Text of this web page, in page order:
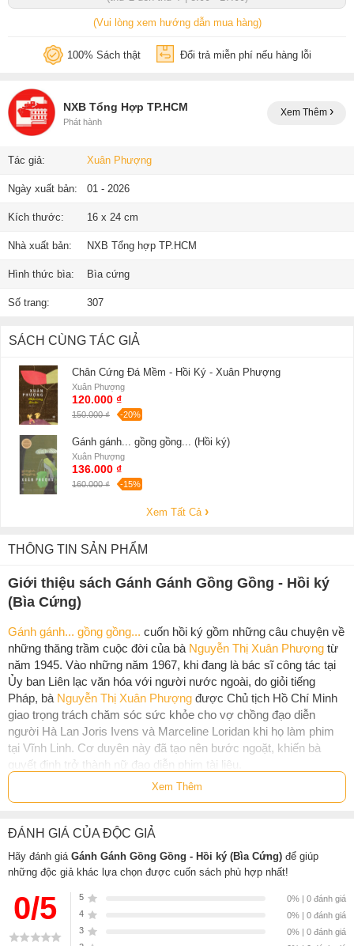
(Vui lòng xem hướng dẫn mua hàng)
100% Sách thật Đổi trả miễn phí nếu hàng lỗi
NXB Tổng Hợp TP.HCM
Phát hành
Xem Thêm
Tác giả: Xuân Phượng
Ngày xuất bản: 01 - 2026
Kích thước: 16 x 24 cm
Nhà xuất bản: NXB Tổng hợp TP.HCM
Hình thức bìa: Bìa cứng
Số trang: 307
SÁCH CÙNG TÁC GIẢ
Chân Cứng Đá Mềm - Hồi Ký - Xuân Phượng
Xuân Phượng
120.000 ₫
150.000 ₫ -20%
Gánh gánh... gồng gồng... (Hồi ký)
Xuân Phượng
136.000 ₫
160.000 ₫ -15%
Xem Tất Cả
THÔNG TIN SẢN PHẨM
Giới thiệu sách Gánh Gánh Gồng Gồng - Hồi ký
(Bìa Cứng)
Gánh gánh... gồng gồng... cuốn hồi ký gồm những câu chuyện về
những thăng trầm cuộc đời của bà Nguyễn Thị Xuân Phượng từ
năm 1945. Vào những năm 1967, khi đang là bác sĩ công tác tại
Ủy ban Liên lạc văn hóa với người nước ngoài, do giỏi tiếng
Pháp, bà Nguyễn Thị Xuân Phượng được Chủ tịch Hồ Chí Minh
giao trọng trách chăm sóc sức khỏe cho vợ chồng đạo diễn
người Hà Lan Joris Ivens và Marceline Loridan khi họ làm phim
tại Vĩnh Linh. Cơ duyên này đã tạo nên bước ngoặt, khiến bà
quyết định trở thành nữ đạo diễn phim tài liệu.
Năm 1968, bà trở thành nữ đạo diễn, phóng viên chiến trường
của Đài truyền hình Việt Nam bây giờ. Bà đã thực hiện hàng loạt
phim tài liệu mang tính thời sự, phản ánh những sự kiện chiến sự
tại chiến trường Campuchia, biên giới phía bắc, và là một trong
những phóng viên đầu tiên vào Dinh Độc lập theo trung đoàn xe
tăng vào ngày 30.4.1975…
Nhận xét
Xem Thêm
ĐÁNH GIÁ CỦA ĐỘC GIẢ
Hãy đánh giá Gánh Gánh Gồng Gồng - Hồi ký (Bìa Cứng) để giúp
những độc giả khác lựa chọn được cuốn sách phù hợp nhất!
0/5 5
0% | 0 đánh giá
4
0% | 0 đánh giá
3
0% | 0 đánh giá